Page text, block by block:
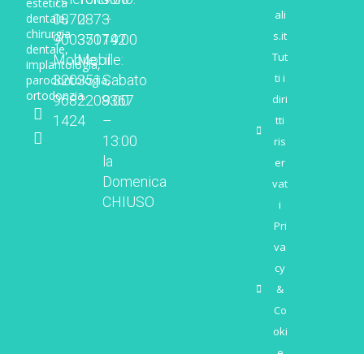
dentale,
chirurgia
dentale,
implantologia,
parodontologia,
ortodonzia.
0872
900350
Mobile:
320
968
1424
0873
371742
Mobile:
351
2208367
–
19:00
il
Sabato
9:00
–
13:00
la
Domenica
CHIUSO
ali
s.it
Tut
ti i
diri
tti
ris
er
vat
i
Pri
va
cy
&
Co
oki